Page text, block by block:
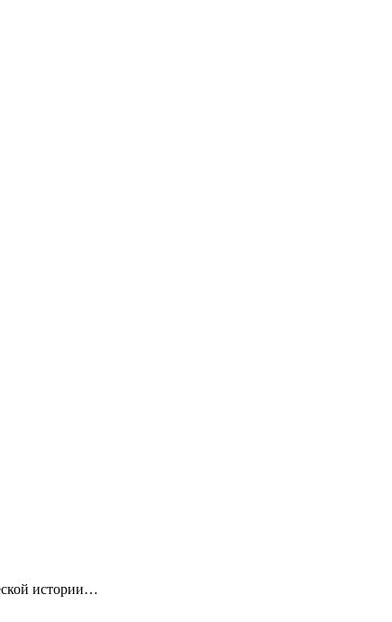
истории…